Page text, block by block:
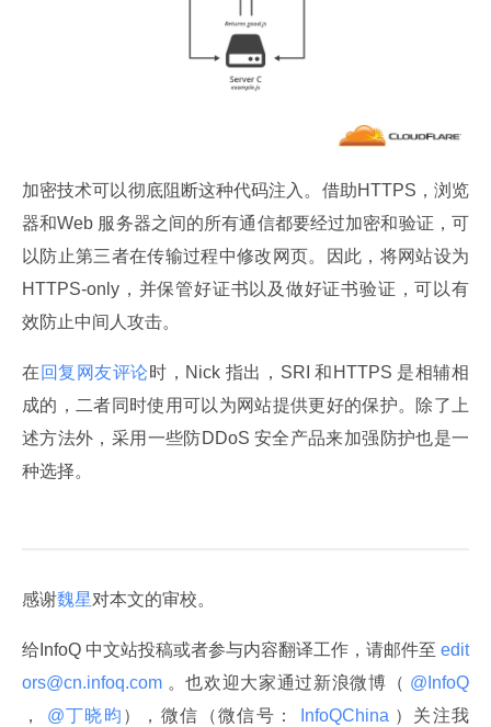
加密技术可以彻底阻断这种代码注入。借助HTTPS，浏览
器和Web 服务器之间的所有通信都要经过加密和验证，可
以防止第三者在传输过程中修改网页。因此，将网站设为
HTTPS-only，并保管好证书以及做好证书验证，可以有
效防止中间人攻击。
在 回复网友评论时，Nick 指出，SRI 和HTTPS 是相辅相
成的，二者同时使用可以为网站提供更好的保护。除了上
述方法外，采用一些防DDoS 安全产品来加强防护也是一
种选择。
感谢魏星对本文的审校。
给InfoQ 中文站投稿或者参与内容翻译工作，请邮件至 edit
ors@cn.infoq.com 。也欢迎大家通过新浪微博（
，
@丁晓昀 ），微信（微信号： InfoQChina ）关注我